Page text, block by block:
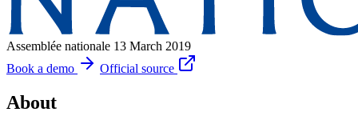
Assemblée nationale 13 March 2019
Book a demo
Official source
About